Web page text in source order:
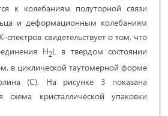
к колебаниям полуторной связи
и деформационным колебаниям
спектров свидетельствует о том, что
H2L в твердом состоянии
в циклической таутомерной форме
(C). На рисунке 3 показана
схема кристаллической упаковки